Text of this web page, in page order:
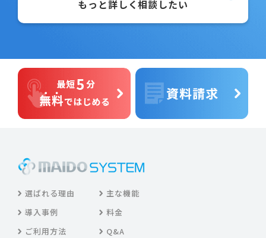
もっと詳しく相談したい
選ばれる理由
主な機能
導入事例
料金
ご利用方法
Q&A